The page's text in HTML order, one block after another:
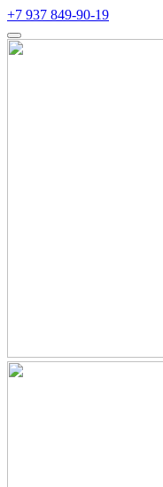
+7 937 849-90-19